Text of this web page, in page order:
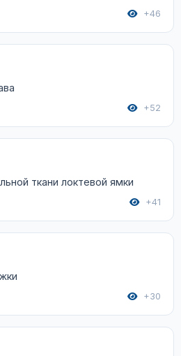
+46
+52
ткани локтевой ямки
+41
+30